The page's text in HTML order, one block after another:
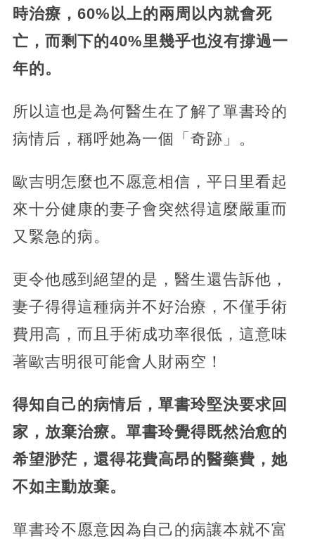
時治療，60%以上的兩周以內就會死
亡，而剩下的40%里幾乎也沒有撐過一
年的。
所以這也是為何醫生在了解了單書玲的
病情后，稱呼她為一個「奇跡」。
歐吉明怎麼也不愿意相信，平日里看起
來十分健康的妻子會突然得這麼嚴重而
又緊急的病。
更令他感到絕望的是，醫生還告訴他，
妻子得得這種病并不好治療，不僅手術
費用高，而且手術成功率很低，這意味
著歐吉明很可能會人財兩空！
得知自己的病情后，單書玲堅決要求回
家，放棄治療。單書玲覺得既然治愈的
希望渺茫，還得花費高昂的醫藥費，她
不如主動放棄。
單書玲不愿意因為自己的病讓本就不富